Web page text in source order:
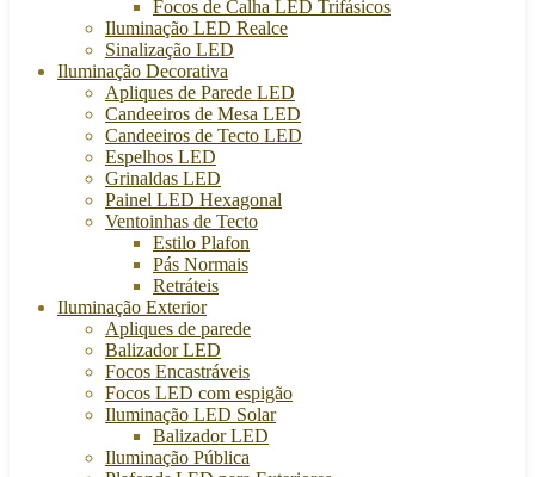
Focos de Calha LED Trifásicos
Iluminação LED Realce
Sinalização LED
Iluminação Decorativa
Apliques de Parede LED
Candeeiros de Mesa LED
Candeeiros de Tecto LED
Espelhos LED
Grinaldas LED
Painel LED Hexagonal
Ventoinhas de Tecto
Estilo Plafon
Pás Normais
Retráteis
Iluminação Exterior
Apliques de parede
Balizador LED
Focos Encastráveis
Focos LED com espigão
Iluminação LED Solar
Balizador LED
Iluminação Pública